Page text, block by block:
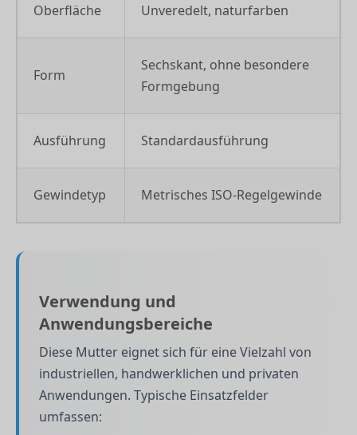
Oberfläche Unveredelt, naturfarben
Form
Sechskant, ohne besondere
Formgebung
Ausführung Standardausführung
Gewindetyp Metrisches ISO-Regelgewinde
Verwendung und
Anwendungsbereiche
Diese Mutter eignet sich für eine Vielzahl von
industriellen, handwerklichen und privaten
Anwendungen. Typische Einsatzfelder
umfassen: